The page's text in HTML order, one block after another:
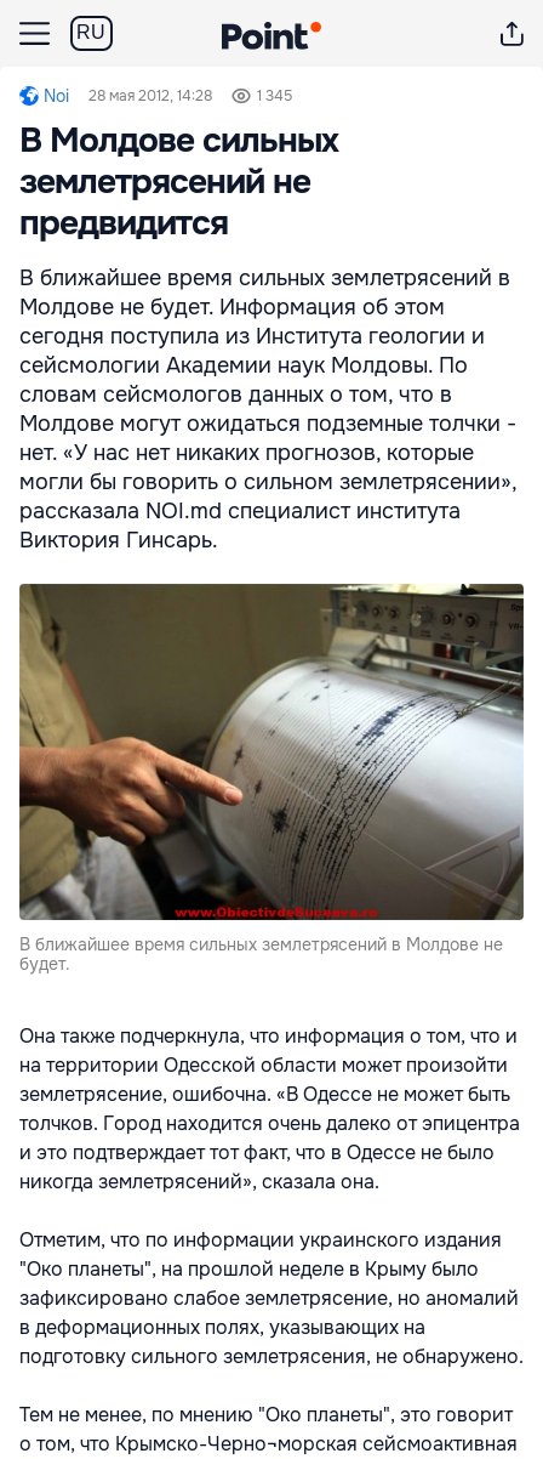
RU
Noi 28 мая 2012, 14:28 1 345
В Молдове сильных
землетрясений не
предвидится
В ближайшее время сильных землетрясений в
Молдове не будет. Информация об этом
сегодня поступила из Института геологии и
сейсмологии Академии наук Молдовы. По
словам сейсмологов данных о том, что в
Молдове могут ожидаться подземные толчки -
нет. «У нас нет никаких прогнозов, которые
могли бы говорить о сильном землетрясении»,
рассказала NOI.md специалист института
Виктория Гинсарь.
В ближайшее время сильных землетрясений в Молдове не
будет.
Она также подчеркнула, что информация о том, что и
на территории Одесской области может произойти
землетрясение, ошибочна. «В Одессе не может быть
толчков. Город находится очень далеко от эпицентра
и это подтверждает тот факт, что в Одессе не было
никогда землетрясений», сказала она.
Отметим, что по информации украинского издания
"Око планеты", на прошлой неделе в Крыму было
зафиксировано слабое землетрясение, но аномалий
в деформационных полях, указывающих на
подготовку сильного землетрясения, не обнаружено.
Тем не менее, по мнению "Око планеты", это говорит
о том, что Крымско-Черно¬морская сейсмоактивная